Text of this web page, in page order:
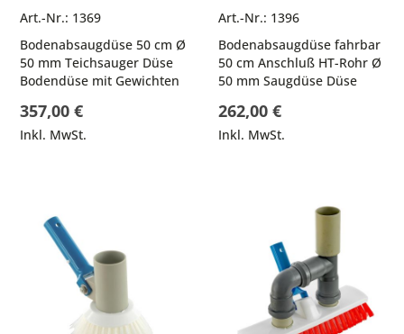
Art.-Nr.: 1369
Bodenabsaugdüse 50 cm Ø
50 mm Teichsauger Düse
Bodendüse mit Gewichten
357,00 €
Inkl. MwSt.
Art.-Nr.: 1396
Bodenabsaugdüse fahrbar
50 cm Anschluß HT-Rohr Ø
50 mm Saugdüse Düse
262,00 €
Inkl. MwSt.